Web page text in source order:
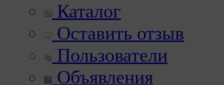
Каталог
Оставить отзыв
Пользователи
Объявления